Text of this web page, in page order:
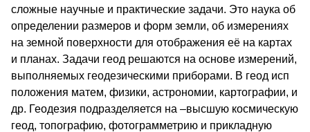
сложные научные и практические задачи. Это наука об
определении размеров и форм земли, об измерениях
на земной поверхности для отображения её на картах
и планах. Задачи геод решаются на основе измерений,
выполняемых геодезическими приборами. В геод исп
положения матем, физики, астрономии, картографии, и
др. Геодезия подразделяется на –высшую космическую
геод, топографию, фотограмметрию и прикладную